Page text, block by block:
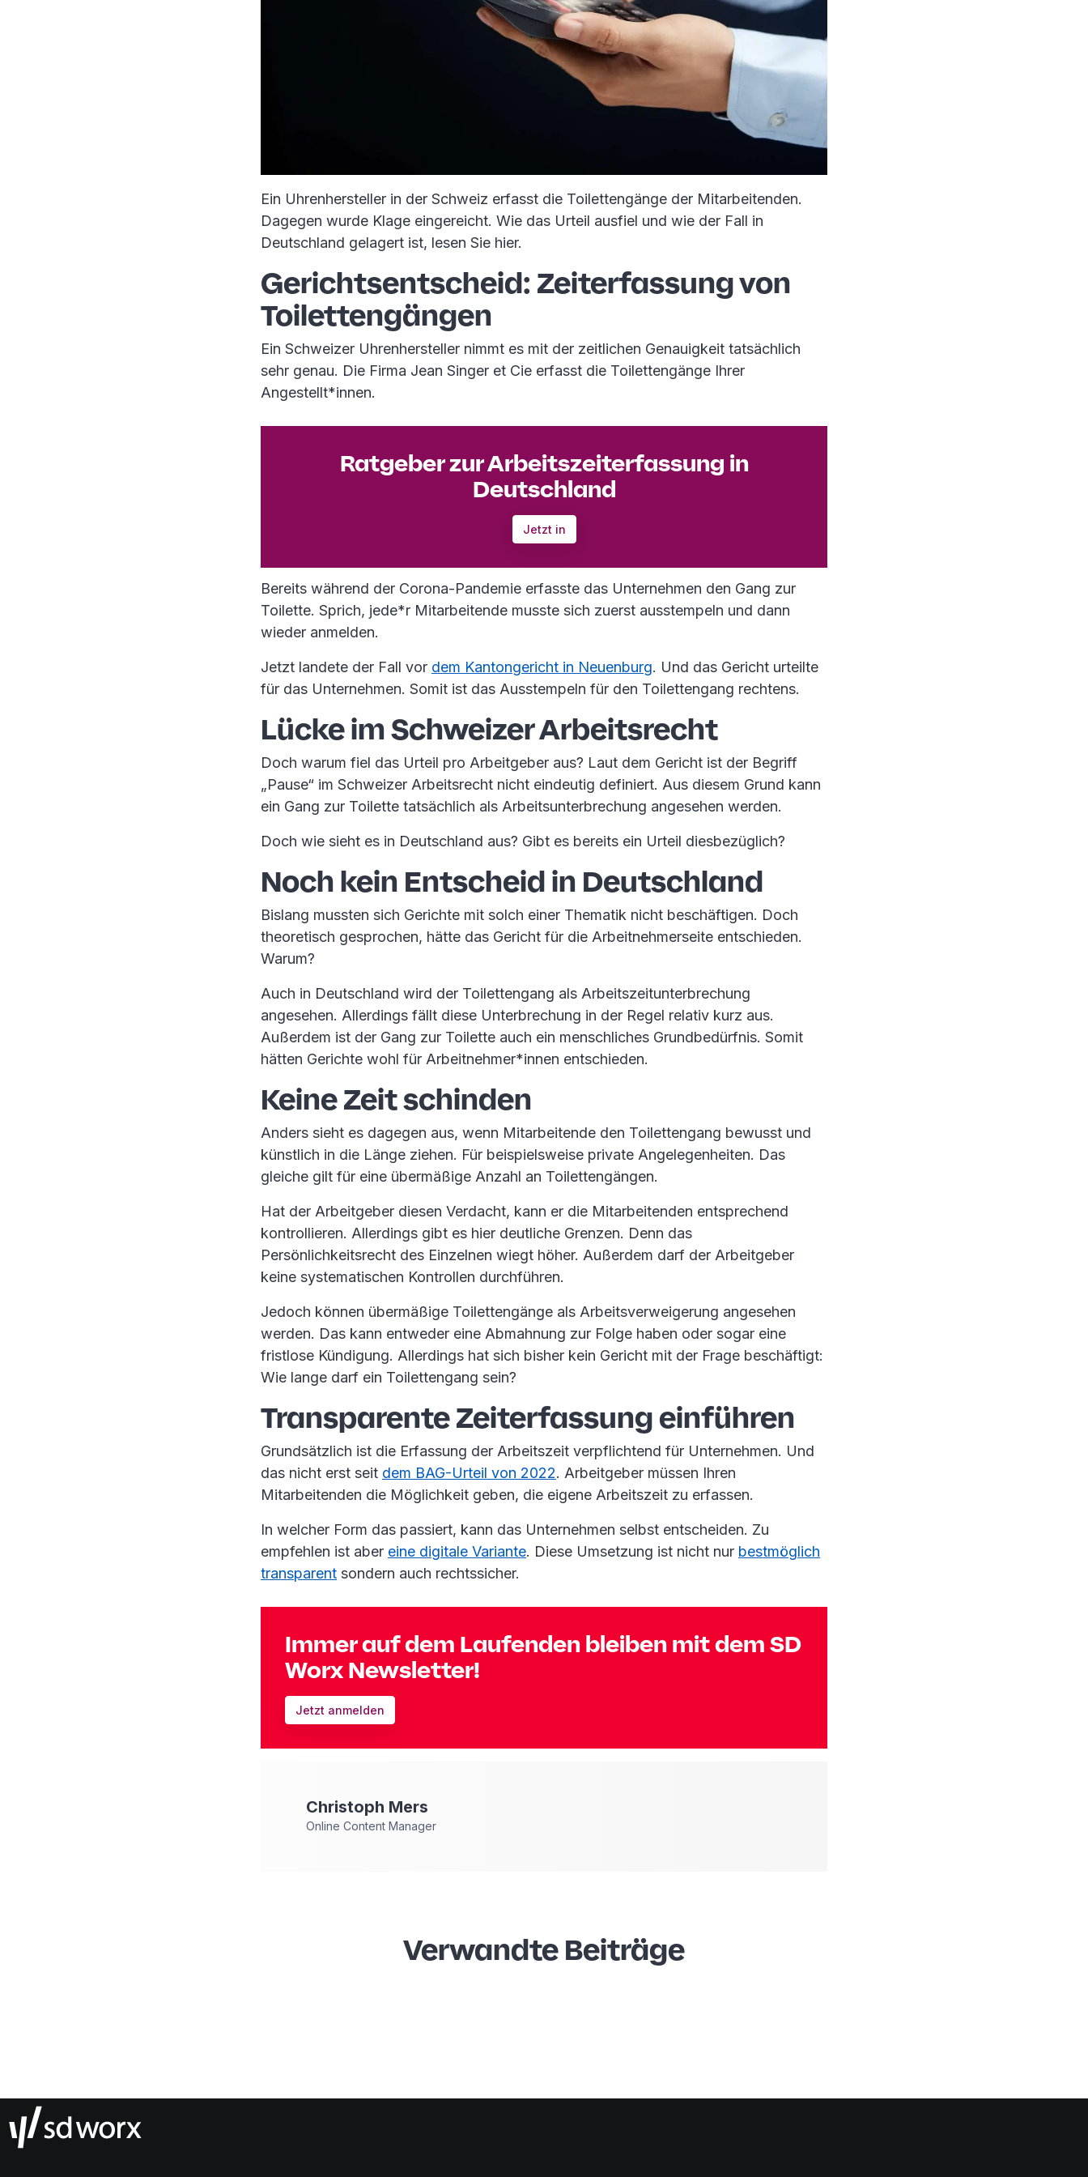
Ein Uhrenhersteller in der Schweiz erfasst die Toilettengänge der Mitarbeitenden.
Dagegen wurde Klage eingereicht. Wie das Urteil ausfiel und wie der Fall in
Deutschland gelagert ist, lesen Sie hier.
Gerichtsentscheid: Zeiterfassung von
Toilettengängen
Ein Schweizer Uhrenhersteller nimmt es mit der zeitlichen Genauigkeit tatsächlich
sehr genau. Die Firma Jean Singer et Cie erfasst die Toilettengänge Ihrer
Angestellt*innen.
Ratgeber zur Arbeitszeiterfassung in
Deutschland
Jetzt in
Bereits während der Corona-Pandemie erfasste das Unternehmen den Gang zur
Toilette. Sprich, jede*r Mitarbeitende musste sich zuerst ausstempeln und dann
wieder anmelden.
Jetzt landete der Fall vor dem Kantongericht in Neuenburg. Und das Gericht urteilte
für das Unternehmen. Somit ist das Ausstempeln für den Toilettengang rechtens.
Lücke im Schweizer Arbeitsrecht
Doch warum fiel das Urteil pro Arbeitgeber aus? Laut dem Gericht ist der Begriff
„Pause“ im Schweizer Arbeitsrecht nicht eindeutig definiert. Aus diesem Grund kann
ein Gang zur Toilette tatsächlich als Arbeitsunterbrechung angesehen werden.
Doch wie sieht es in Deutschland aus? Gibt es bereits ein Urteil diesbezüglich?
Noch kein Entscheid in Deutschland
Bislang mussten sich Gerichte mit solch einer Thematik nicht beschäftigen. Doch
theoretisch gesprochen, hätte das Gericht für die Arbeitnehmerseite entschieden.
Warum?
Auch in Deutschland wird der Toilettengang als Arbeitszeitunterbrechung
angesehen. Allerdings fällt diese Unterbrechung in der Regel relativ kurz aus.
Außerdem ist der Gang zur Toilette auch ein menschliches Grundbedürfnis. Somit
hätten Gerichte wohl für Arbeitnehmer*innen entschieden.
Keine Zeit schinden
Anders sieht es dagegen aus, wenn Mitarbeitende den Toilettengang bewusst und
künstlich in die Länge ziehen. Für beispielsweise private Angelegenheiten. Das
gleiche gilt für eine übermäßige Anzahl an Toilettengängen.
Hat der Arbeitgeber diesen Verdacht, kann er die Mitarbeitenden entsprechend
kontrollieren. Allerdings gibt es hier deutliche Grenzen. Denn das
Persönlichkeitsrecht des Einzelnen wiegt höher. Außerdem darf der Arbeitgeber
keine systematischen Kontrollen durchführen.
Jedoch können übermäßige Toilettengänge als Arbeitsverweigerung angesehen
werden. Das kann entweder eine Abmahnung zur Folge haben oder sogar eine
fristlose Kündigung. Allerdings hat sich bisher kein Gericht mit der Frage beschäftigt:
Wie lange darf ein Toilettengang sein?
Transparente Zeiterfassung einführen
Grundsätzlich ist die Erfassung der Arbeitszeit verpflichtend für Unternehmen. Und
das nicht erst seit dem BAG-Urteil von 2022. Arbeitgeber müssen Ihren
Mitarbeitenden die Möglichkeit geben, die eigene Arbeitszeit zu erfassen.
In welcher Form das passiert, kann das Unternehmen selbst entscheiden. Zu
empfehlen ist aber eine digitale Variante. Diese Umsetzung ist nicht nur bestmöglich
transparent sondern auch rechtssicher.
Immer auf dem Laufenden bleiben mit dem SD
Worx Newsletter!
Jetzt anmelden
Christoph Mers
Online Content Manager
Verwandte Beiträge